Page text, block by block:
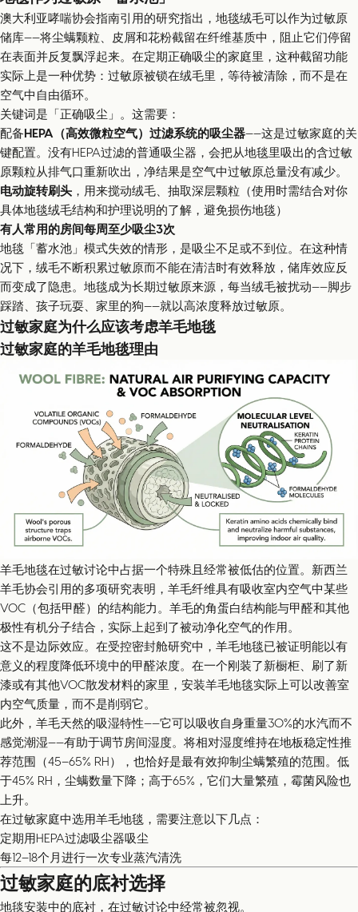
澳大利亚哮喘协会指南引用的研究指出，地毯绒毛可以作为过敏原
储库——将尘螨颗粒、皮屑和花粉截留在纤维基质中，阻止它们停留
在表面并反复飘浮起来。在定期正确吸尘的家庭里，这种截留功能
实际上是一种优势：过敏原被锁在绒毛里，等待被清除，而不是在
空气中自由循环。
关键词是「正确吸尘」。这需要：
配备HEPA（高效微粒空气）过滤系统的吸尘器——这是过敏家庭的关
键配置。没有HEPA过滤的普通吸尘器，会把从地毯里吸出的含过敏
原颗粒从排气口重新吹出，净结果是空气中过敏原总量没有减少。
电动旋转刷头 ，用来搅动绒毛、抽取深层颗粒（使用时需结合对你
具体地毯绒毛结构和护理说明的了解，避免损伤地毯）
有人常用的房间每周至少吸尘3次
地毯「蓄水池」模式失效的情形，是吸尘不足或不到位。在这种情
况下，绒毛不断积累过敏原而不能在清洁时有效释放，储库效应反
而变成了隐患。地毯成为长期过敏原来源，每当绒毛被扰动——脚步
踩踏、孩子玩耍、家里的狗——就以高浓度释放过敏原。
过敏家庭为什么应该考虑羊毛地毯
过敏家庭的羊毛地毯理由
羊毛地毯在过敏讨论中占据一个特殊且经常被低估的位置。新西兰
羊毛协会引用的多项研究表明，羊毛纤维具有吸收室内空气中某些
VOC（包括甲醛）的结构能力。羊毛的角蛋白结构能与甲醛和其他
极性有机分子结合，实际上起到了被动净化空气的作用。
这不是边际效应。在受控密封舱研究中，羊毛地毯已被证明能以有
意义的程度降低环境中的甲醛浓度。在一个刚装了新橱柜、刷了新
漆或有其他VOC散发材料的家里，安装羊毛地毯实际上可以改善室
内空气质量，而不是削弱它。
此外，羊毛天然的吸湿特性——它可以吸收自身重量30%的水汽而不
感觉潮湿——有助于调节房间湿度。将相对湿度维持在地板稳定性推
荐范围（45–65% RH），也恰好是最有效抑制尘螨繁殖的范围。低
于45% RH，尘螨数量下降；高于65%，它们大量繁殖，霉菌风险也
上升。
在过敏家庭中选用羊毛地毯，需要注意以下几点：
定期用HEPA过滤吸尘器吸尘
每12–18个月进行一次专业蒸汽清洗
过敏家庭的底衬选择
地毯安装中的底衬，在过敏讨论中经常被忽视。